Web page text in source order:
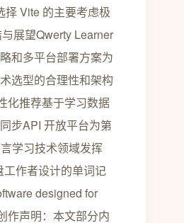
选择 Vite 的主要考虑极
展望Qwerty Learner
和多平台部署方案为
选型的合理性和架构
化推荐基于学习数据
步API 开放平台为第
学习技术领域发挥
作者设计的单词记
designed for
作声明：本文部分内